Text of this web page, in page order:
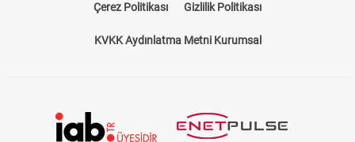
Çerez Politikası Gizlilik Politikası
KVKK Aydınlatma Metni Kurumsal